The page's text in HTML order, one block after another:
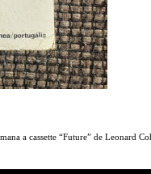
a cassette “Future” de Leonard